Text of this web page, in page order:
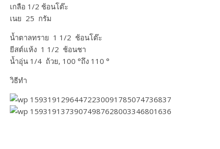
เกลือ 1/2 ช้อนโต๊ะ
เนย 25 กรัม​
น้ำตาลทราย 1 1/2 ช้อนโต๊ะ
ยีสต์แห้ง 1 1/2 ช้อนชา
น้ำอุ่น 1/4 ถ้วย, 100 °ถึง 110 °
วิธีทำ